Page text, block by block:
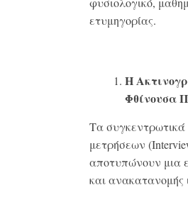
ετυμηγορίας.
Η
Φθίνουσα
Τα
μετρήσεων (
αποτυπώνουν μια
και ανακατανομής